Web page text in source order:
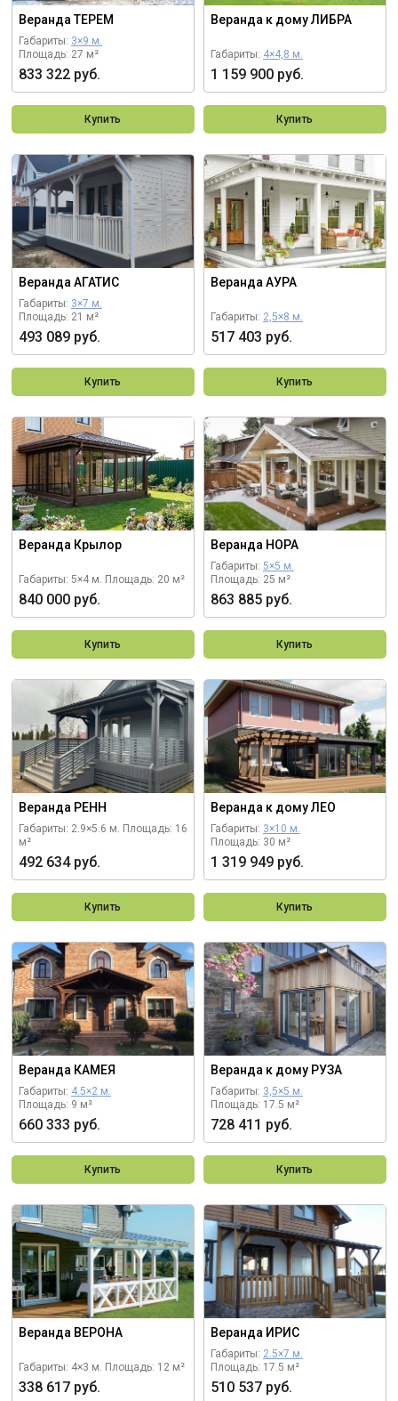
Веранда ТЕРЕМ
Габариты: 3×9 м.
Площадь: 27 м²
833 322 руб.
Купить
Веранда к дому ЛИБРА
Габариты: 4×4,8 м.
1 159 900 руб.
Купить
Веранда АГАТИС
Габариты: 3×7 м.
Площадь: 21 м²
493 089 руб.
Купить
Веранда АУРА
Габариты: 2,5×8 м.
517 403 руб.
Купить
Веранда Крылор
Габариты: 5×4 м. Площадь: 20 м²
840 000 руб.
Купить
Веранда НОРА
Габариты: 5×5 м.
Площадь: 25 м²
863 885 руб.
Купить
Веранда РЕНН
Габариты: 2.9×5.6 м. Площадь: 16
м²
492 634 руб.
Купить
Веранда к дому ЛЕО
Габариты: 3×10 м.
Площадь: 30 м²
1 319 949 руб.
Купить
Веранда КАМЕЯ
Габариты: 4.5×2 м.
Площадь: 9 м²
660 333 руб.
Купить
Веранда к дому РУЗА
Габариты: 3,5×5 м.
Площадь: 17.5 м²
728 411 руб.
Купить
Веранда ВЕРОНА
Габариты: 4×3 м. Площадь: 12 м²
338 617 руб.
Веранда ИРИС
Габариты: 2.5×7 м.
Площадь: 17.5 м²
510 537 руб.